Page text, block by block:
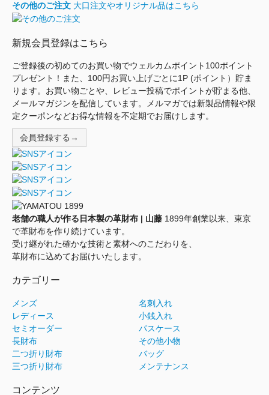
その他のご注文 大口注文やオリジナル品はこちら
新規会員登録はこちら
ご登録後の初めてのお買い物でウェルカムポイント100ポイント
プレゼント！また、100円お買い上げごとに1P (ポイント）貯ま
ります。お買い物ごとや、レビュー投稿でポイントが貯まる他、
メールマガジンを配信しています。メルマガでは新製品情報や限
定クーポンなどお得な情報を不定期でお届けします。
会員登録する→
老舗の職人が作る日本製の革財布 | 山藤 1899年創業以来、東京
で革財布を作り続けています。
受け継がれた確かな技術と素材へのこだわりを、
革財布に込めてお届けいたします。
カテゴリー
メンズ
レディース
セミオーダー
長財布
二つ折り財布
三つ折り財布
名刺入れ
小銭入れ
パスケース
その他小物
バッグ
メンテナンス
コンテンツ